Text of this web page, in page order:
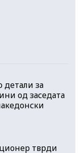
детали за
од заседата
тврди